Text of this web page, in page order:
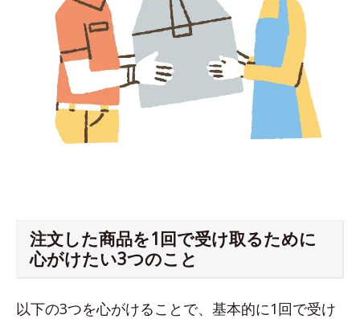
注文した商品を1回で受け取るために
心がけたい3つのこと
以下の3つを心がけることで、基本的に1回で受け